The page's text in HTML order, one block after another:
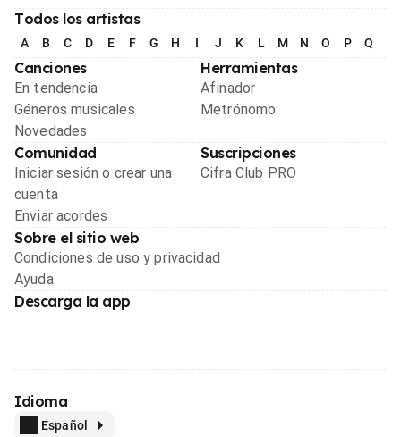
Todos los artistas
A B C D E F G H I J K L M N O P Q
Canciones
En tendencia
Géneros musicales
Novedades
Herramientas
Afinador
Metrónomo
Comunidad
Iniciar sesión o crear una
cuenta
Enviar acordes
Suscripciones
Cifra Club PRO
Sobre el sitio web
Condiciones de uso y privacidad
Ayuda
Descarga la app
Idioma
Español